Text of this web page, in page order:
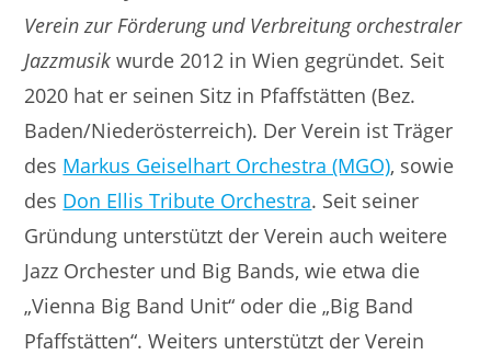
Verein zur Förderung und Verbreitung orchestraler
Jazzmusik wurde 2012 in Wien gegründet. Seit
2020 hat er seinen Sitz in Pfaffstätten (Bez.
Baden/Niederösterreich). Der Verein ist Träger
des Markus Geiselhart Orchestra (MGO), sowie
des Don Ellis Tribute Orchestra. Seit seiner
Gründung unterstützt der Verein auch weitere
Jazz Orchester und Big Bands, wie etwa die
„Vienna Big Band Unit“ oder die „Big Band
Pfaffstätten“. Weiters unterstützt der Verein